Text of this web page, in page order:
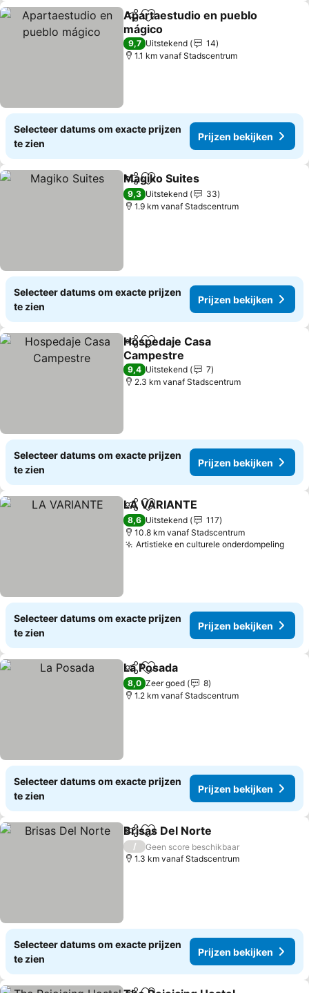
DelenToevoegen aan favorieten
Apartaestudio en pueblo
mágico
9,7 Uitstekend
14
1.1 km vanaf Stadscentrum
Selecteer datums om exacte prijzen
te zien
Prijzen bekijken
DelenToevoegen aan favorieten
Magiko Suites
9,3 Uitstekend
33
1.9 km vanaf Stadscentrum
Selecteer datums om exacte prijzen
te zien
Prijzen bekijken
DelenToevoegen aan favorieten
Hospedaje Casa
Campestre
9,4 Uitstekend
7
2.3 km vanaf Stadscentrum
Selecteer datums om exacte prijzen
te zien
Prijzen bekijken
DelenToevoegen aan favorieten
LA VARIANTE
8,6 Uitstekend
117
10.8 km vanaf Stadscentrum
Artistieke en culturele onderdompeling
Selecteer datums om exacte prijzen
te zien
Prijzen bekijken
DelenToevoegen aan favorieten
La Posada
8,0 Zeer goed
8
1.2 km vanaf Stadscentrum
Selecteer datums om exacte prijzen
te zien
Prijzen bekijken
DelenToevoegen aan favorieten
Brisas Del Norte
/
Geen score beschikbaar
1.3 km vanaf Stadscentrum
Selecteer datums om exacte prijzen
te zien
Prijzen bekijken